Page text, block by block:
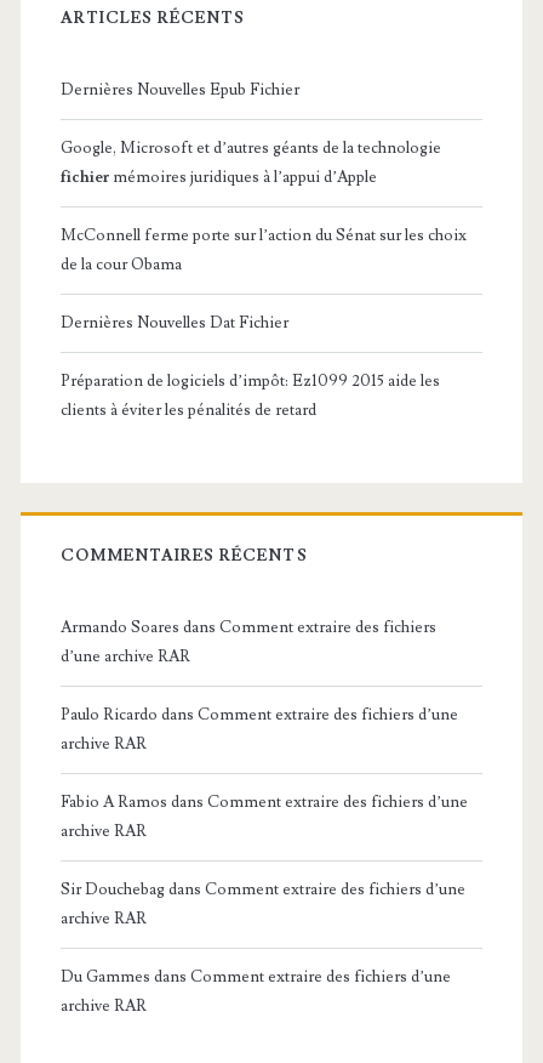
ARTICLES RÉCENTS
Dernières Nouvelles Epub Fichier
Google, Microsoft et d’autres géants de la technologie
fichier mémoires juridiques à l’appui d’Apple
McConnell ferme porte sur l’action du Sénat sur les choix
de la cour Obama
Dernières Nouvelles Dat Fichier
Préparation de logiciels d’impôt: Ez1099 2015 aide les
clients à éviter les pénalités de retard
COMMENTAIRES RÉCENTS
Armando Soares dans Comment extraire des fichiers
d’une archive RAR
Paulo Ricardo dans Comment extraire des fichiers d’une
archive RAR
Fabio A Ramos dans Comment extraire des fichiers d’une
archive RAR
Sir Douchebagdans Comment extraire des fichiers d’une
archive RAR
Du Gammes dans Comment extraire des fichiers d’une
archive RAR